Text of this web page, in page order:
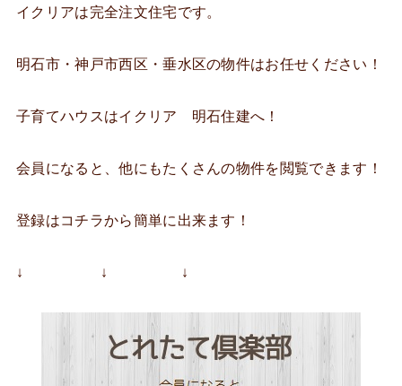
イクリアは完全注文住宅です。
明石市・神戸市西区・垂水区の物件はお任せください！
子育てハウスはイクリア 明石住建へ！
会員になると、他にもたくさんの物件を閲覧できます！
登録はコチラから簡単に出来ます！
↓ ↓ ↓